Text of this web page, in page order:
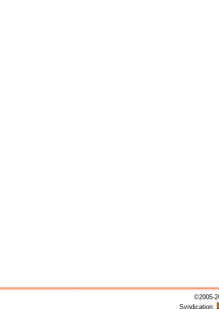
©2005-
Syndication: